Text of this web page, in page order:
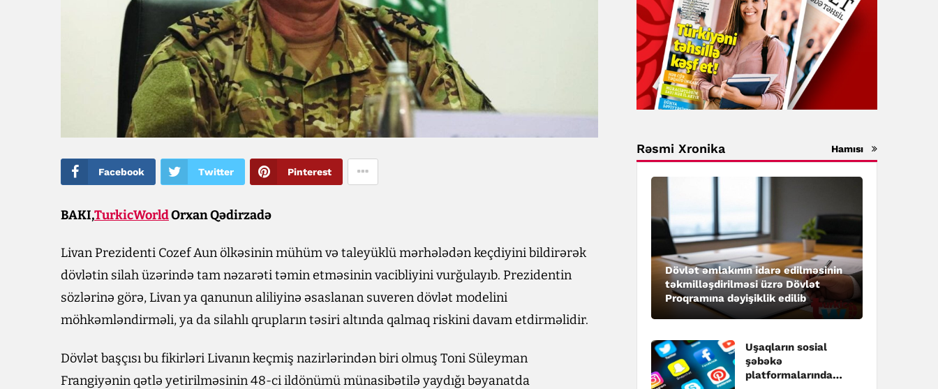
Facebook Twitter Pinterest
BAKI,TurkicWorldOrxan Qədirzadə
Livan Prezidenti Cozef Aun ölkəsinin mühüm və taleyüklü mərhələdən keçdiyini bildirərək
dövlətin silah üzərində tam nəzarəti təmin etməsinin vacibliyini vurğulayıb. Prezidentin
sözlərinə görə, Livan ya qanunun aliliyinə əsaslanan suveren dövlət modelini
möhkəmləndirməli, ya da silahlı qrupların təsiri altında qalmaq riskini davam etdirməlidir.
Dövlət başçısı bu fikirləri Livanın keçmiş nazirlərindən biri olmuş Toni Süleyman
Frangiyənin qətlə yetirilməsinin 48-ci ildönümü münasibətilə yaydığı bəyanatda
Rəsmi Xronika Hamısı
Dövlət əmlakının idarə edilməsinin
təkmilləşdirilməsi üzrə Dövlət
Proqramına dəyişiklik edilib
Uşaqların sosial
şəbəkə
platformalarında